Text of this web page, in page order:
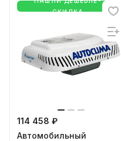
СКИДКА
114 458 ₽
Автомобильный